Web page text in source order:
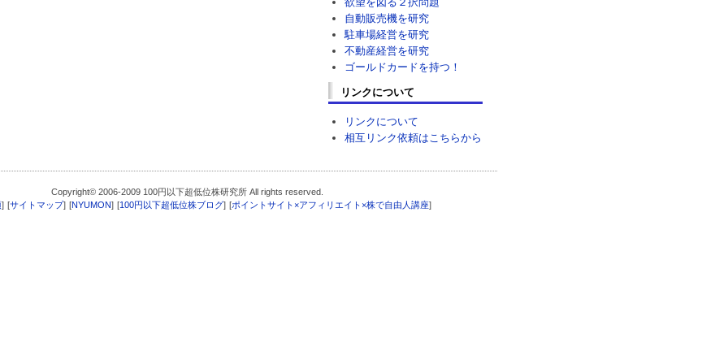
自動販売機を研究
駐車場経営を研究
不動産経営を研究
ゴールドカードを持つ！
リンクについて
リンクについて
相互リンク依頼はこちらから
Copyright© 2006-2009 100円以下超低位株研究所 All rights reserved.
] [サイトマップ] [NYUMON] [100円以下超低位株ブログ] [ポイントサイト×アフィリエイト×株で自由人講座]